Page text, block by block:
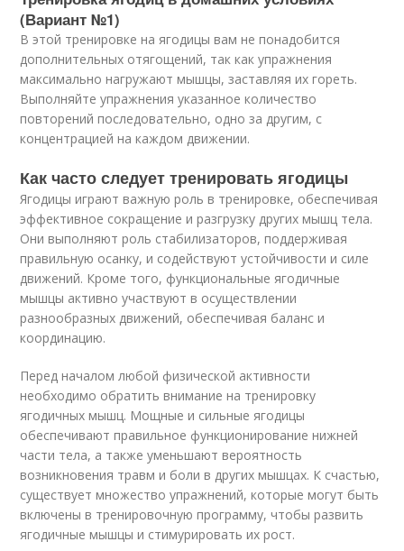
(Вариант №1)
В этой тренировке на ягодицы вам не понадобится
дополнительных отягощений, так как упражнения
максимально нагружают мышцы, заставляя их гореть.
Выполняйте упражнения указанное количество
повторений последовательно, одно за другим, с
концентрацией на каждом движении.
Как часто следует тренировать ягодицы
Ягодицы играют важную роль в тренировке, обеспечивая
эффективное сокращение и разгрузку других мышц тела.
Они выполняют роль стабилизаторов, поддерживая
правильную осанку, и содействуют устойчивости и силе
движений. Кроме того, функциональные ягодичные
мышцы активно участвуют в осуществлении
разнообразных движений, обеспечивая баланс и
координацию.
Перед началом любой физической активности
необходимо обратить внимание на тренировку
ягодичных мышц. Мощные и сильные ягодицы
обеспечивают правильное функционирование нижней
части тела, а также уменьшают вероятность
возникновения травм и боли в других мышцах. К счастью,
существует множество упражнений, которые могут быть
включены в тренировочную программу, чтобы развить
ягодичные мышцы и стимурировать их рост.